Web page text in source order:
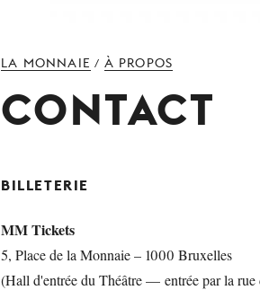
LA MONNAIE / À PROPOS
CONTACT
BILLETERIE
MM Tickets
5, Place de la Monnaie – 1000 Bruxelles
(Hall d'entrée du Théâtre — entrée par la rue